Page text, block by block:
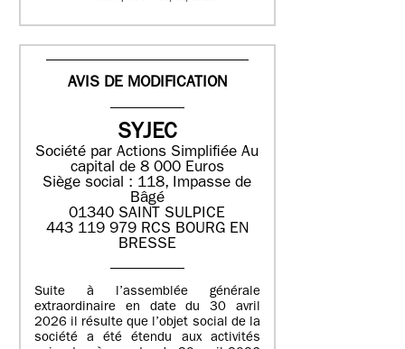
AVIS DE MODIFICATION
SYJEC
Société par Actions SimplifiéeAu
capital de 8 000 Euros
Siège social : 118, Impasse de
Bâgé
01340 SAINT SULPICE
443 119 979 RCS BOURG EN
BRESSE
Suite à l’assemblée générale
extraordinaire en date du 30 avril
2026 il résulte que l’objet social de la
société a été étendu aux activités